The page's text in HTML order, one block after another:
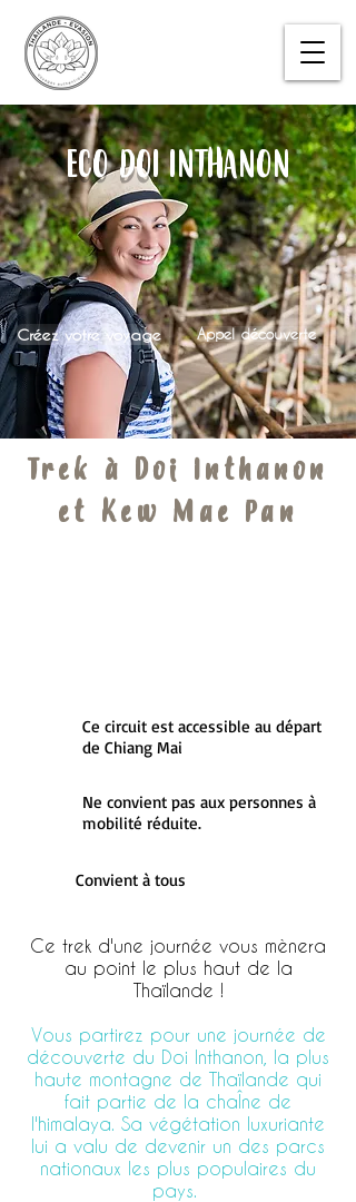
ECO DOI INTHANON
Créez votre voyage Appel découverte
Trek à Doi Inthanon
et Kew Mae Pan
Ce circuit est accessible au départ
de Chiang Mai
Ne convient pas aux personnes à
mobilité réduite.
Convient à tous
Ce trek d'une journée vous mènera
au point le plus haut de la
Thaïlande !
Vous partirez pour une journée de
découverte du Doi Inthanon, la plus
haute montagne de Thaïlande qui
fait partie de la chaÎne de
l'himalaya. Sa végétation luxuriante
lui a valu de devenir un des parcs
nationaux les plus populaires du
pays.